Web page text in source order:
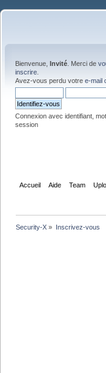
Bienvenue, Invité . Merci de
inscrire
Avez-vous perdu votre e-mail
Connexion avec identifiant,
session
Accueil Aide Team
Security-X » Inscrivez-vous